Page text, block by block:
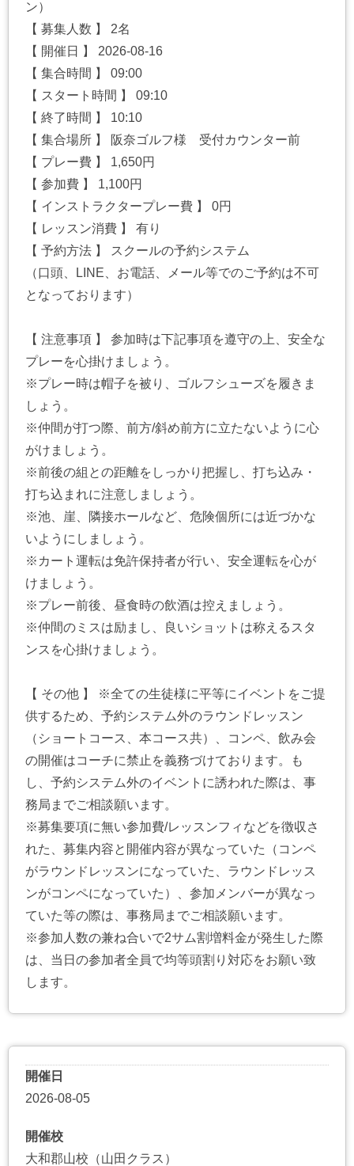
ン）
【 募集人数 】 2名
【 開催日 】 2026-08-16
【 集合時間 】 09:00
【 スタート時間 】 09:10
【 終了時間 】 10:10
【 集合場所 】 阪奈ゴルフ様 受付カウンター前
【 プレー費 】 1,650円
【 参加費 】 1,100円
【 インストラクタープレー費 】 0円
【 レッスン消費 】 有り
【 予約方法 】 スクールの予約システム
（口頭、LINE、お電話、メール等でのご予約は不可
となっております）
【 注意事項 】 参加時は下記事項を遵守の上、安全な
プレーを心掛けましょう。
※プレー時は帽子を被り、ゴルフシューズを履きま
しょう。
※仲間が打つ際、前方/斜め前方に立たないように心
がけましょう。
※前後の組との距離をしっかり把握し、打ち込み・
打ち込まれに注意しましょう。
※池、崖、隣接ホールなど、危険個所には近づかな
いようにしましょう。
※カート運転は免許保持者が行い、安全運転を心が
けましょう。
※プレー前後、昼食時の飲酒は控えましょう。
※仲間のミスは励まし、良いショットは称えるスタ
ンスを心掛けましょう。
【 その他 】 ※全ての生徒様に平等にイベントをご提
供するため、予約システム外のラウンドレッスン
（ショートコース、本コース共）、コンペ、飲み会
の開催はコーチに禁止を義務づけております。も
し、予約システム外のイベントに誘われた際は、事
務局までご相談願います。
※募集要項に無い参加費/レッスンフィなどを徴収さ
れた、募集内容と開催内容が異なっていた（コンペ
がラウンドレッスンになっていた、ラウンドレッス
ンがコンペになっていた）、参加メンバーが異なっ
ていた等の際は、事務局までご相談願います。
※参加人数の兼ね合いで2サム割増料金が発生した際
は、当日の参加者全員で均等頭割り対応をお願い致
します。
開催日
2026-08-05
開催校
大和郡山校（山田クラス）